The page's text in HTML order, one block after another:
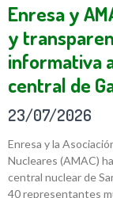
Enresa y
y
informativa
central de
23/07/2026
Enresa y la
Nucleares (AMAC)
central nuclear de
40 representantes